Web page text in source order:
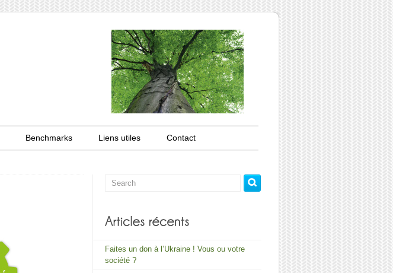
Benchmarks Liens utiles Contact
Faites un don à l’Ukraine ! Vous ou votre
société ?